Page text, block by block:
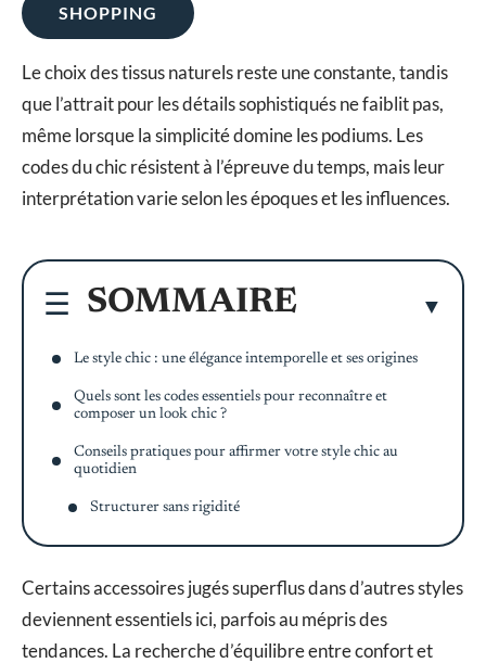
SHOPPING
Le choix des tissus naturels reste une constante, tandis
que l’attrait pour les détails sophistiqués ne faiblit pas,
même lorsque la simplicité domine les podiums. Les
codes du chic résistent à l’épreuve du temps, mais leur
interprétation varie selon les époques et les influences.
SOMMAIRE
Le style chic : une élégance intemporelle et ses origines
Quels sont les codes essentiels pour reconnaître et
composer un look chic ?
Conseils pratiques pour affirmer votre style chic au
quotidien
Structurer sans rigidité
Certains accessoires jugés superflus dans d’autres styles
deviennent essentiels ici, parfois au mépris des
tendances. La recherche d’équilibre entre confort et